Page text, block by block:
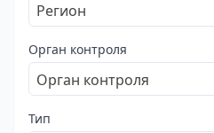
Регион
Орган контроля
Орган контроля
Тип